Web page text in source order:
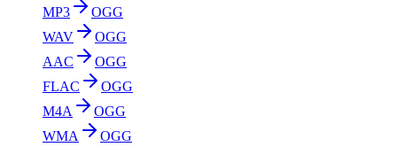
MP3
OGG
WAV
OGG
AAC
OGG
FLAC
OGG
M4A
OGG
WMA
OGG